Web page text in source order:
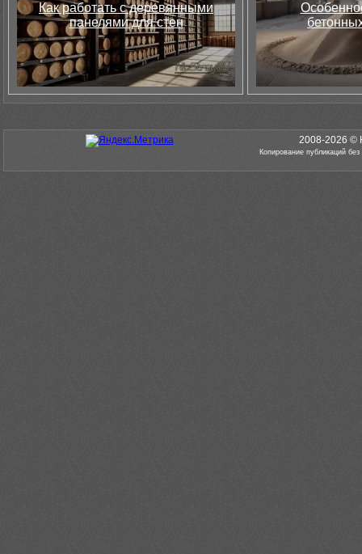
Как работать с деревянными
панелями для стен
2008-2026 ©
Копирование публикаций